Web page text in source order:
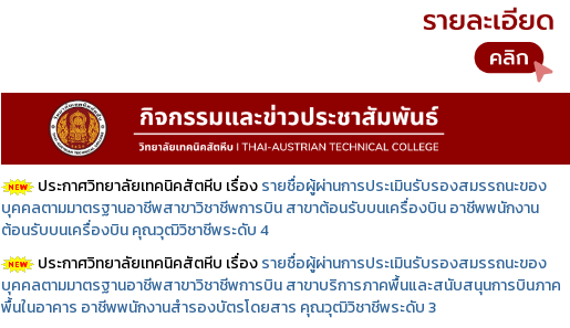
ประกาศวิทยาลัยเทคนิคสัตหีบ เรื่องรายชื่อผู้ผ่านการประเมินรับรองสมรรถนะของ
บุคคลตามมาตรฐานอาชีพสาขาวิชาชีพการบิน สาขาต้อนรับบนเครื่องบิน อาชีพพนักงาน
ต้อนรับบนเครื่องบิน คุณวุฒิวิชาชีพระดับ 4
ประกาศวิทยาลัยเทคนิคสัตหีบ เรื่องรายชื่อผู้ผ่านการประเมินรับรองสมรรถนะของ
บุคคลตามมาตรฐานอาชีพสาขาวิชาชีพการบิน สาขาบริการภาคพื้นและสนับสนุนการบินภาค
พื้นในอาคาร อาชีพพนักงานสำรองบัตรโดยสาร คุณวุฒิวิชาชีพระดับ 3